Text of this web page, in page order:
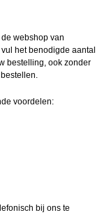
webshop van
het benodigde aantal
bestelling, ook zonder
voordelen:
bij ons te